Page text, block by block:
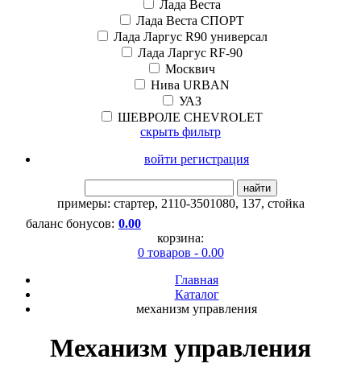
Лада Веста
Лада Веста СПОРТ
Лада Ларгус R90 универсал
Лада Ларгус RF-90
Москвич
Нива URBAN
УАЗ
ШЕВРОЛЕ CHEVROLET
скрыть фильтр
войти регистрация
найти
примеры: стартер, 2110-3501080, 137, стойка
баланс бонусов: 0.00
корзина:
0 товаров - 0.00
Главная
Каталог
механизм управления
Механизм управления